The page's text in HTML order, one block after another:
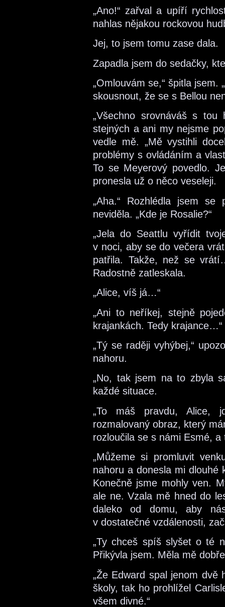
„Ano!“ zařval a upíří
nahlas nějakou rockovou
Jej, to jsem tomu zase dala.
Zapadla jsem do sedačky,
„Omlouvám se,“ špitla
skousnout, že se s Bellou
„Všechno srovnáváš s
stejných a ani my nejsme
vedle mě. „Mě vystihli
problémy s ovládáním a
To se Meyerový povedlo.
pronesla už o něco veseleji.
„Aha.“ Rozhlédla jsem
neviděla. „Kde je Rosalie?“
„Jela do Seattlu vyřídit
v noci, aby se do večera
patřila. Takže, než se
Radostně zatleskala.
„Alice, víš já…“
„Ani to neříkej, stejně
krajankách. Tedy krajance…“
„Tý se raději vyhýbej,“
nahoru.
„No, tak jsem na to zbyla
každé situace.
„To máš pravdu, Alice,
rozmalovaný obraz, který
rozloučila se s námi Esmé, a
„Můžeme si promluvit
nahoru a donesla mi dlouhé
Konečně jsme mohly ven.
ale ne. Vzala mě hned do
daleko od domu, aby
v dostatečné vzdálenosti,
„Ty chceš spíš slyšet o té
Přikývla jsem. Měla mě
„Že Edward spal jenom
školy, tak ho prohlížel
všem divné.“